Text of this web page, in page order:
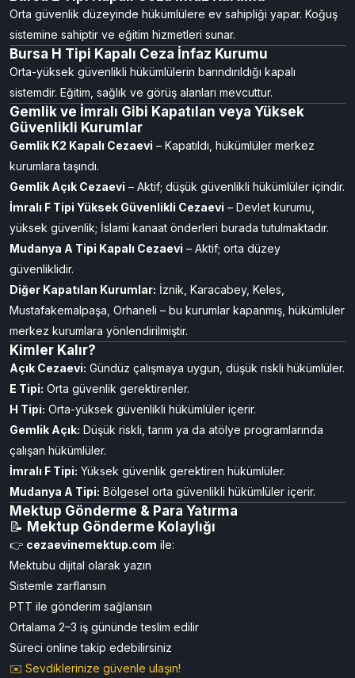
Orta güvenlik düzeyinde hükümlülere ev sahipliği yapar. Koğuş
sistemine sahiptir ve eğitim hizmetleri sunar.
Bursa H Tipi Kapalı Ceza İnfaz Kurumu
Orta-yüksek güvenlikli hükümlülerin barındırıldığı kapalı
sistemdir. Eğitim, sağlık ve görüş alanları mevcuttur.
Gemlik ve İmralı Gibi Kapatılan veya Yüksek
Güvenlikli Kurumlar
Gemlik K2 Kapalı Cezaevi – Kapatıldı, hükümlüler merkez
kurumlara taşındı.
Gemlik Açık Cezaevi – Aktif; düşük güvenlikli hükümlüler içindir.
İmralı F Tipi Yüksek Güvenlikli Cezaevi – Devlet kurumu,
yüksek güvenlik; İslami kanaat önderleri burada tutulmaktadır.
Mudanya A Tipi Kapalı Cezaevi – Aktif; orta düzey
güvenliklidir.
Diğer Kapatılan Kurumlar: İznik, Karacabey, Keles,
Mustafakemalpaşa, Orhaneli – bu kurumlar kapanmış, hükümlüler
merkez kurumlara yönlendirilmiştir.
Kimler Kalır?
Açık Cezaevi: Gündüz çalışmaya uygun, düşük riskli hükümlüler.
E Tipi: Orta güvenlik gerektirenler.
H Tipi: Orta-yüksek güvenlikli hükümlüler içerir.
Gemlik Açık: Düşük riskli, tarım ya da atölye programlarında
çalışan hükümlüler.
İmralı F Tipi: Yüksek güvenlik gerektiren hükümlüler.
Mudanya A Tipi: Bölgesel orta güvenlikli hükümlüler içerir.
Mektup Gönderme & Para Yatırma
📝 Mektup Gönderme Kolaylığı
👉 cezaevinemektup.com ile:
Mektubu dijital olarak yazın
Sistemle zarflansın
PTT ile gönderim sağlansın
Ortalama 2–3 iş gününde teslim edilir
Süreci online takip edebilirsiniz
✉️ Sevdiklerinize güvenle ulaşın!